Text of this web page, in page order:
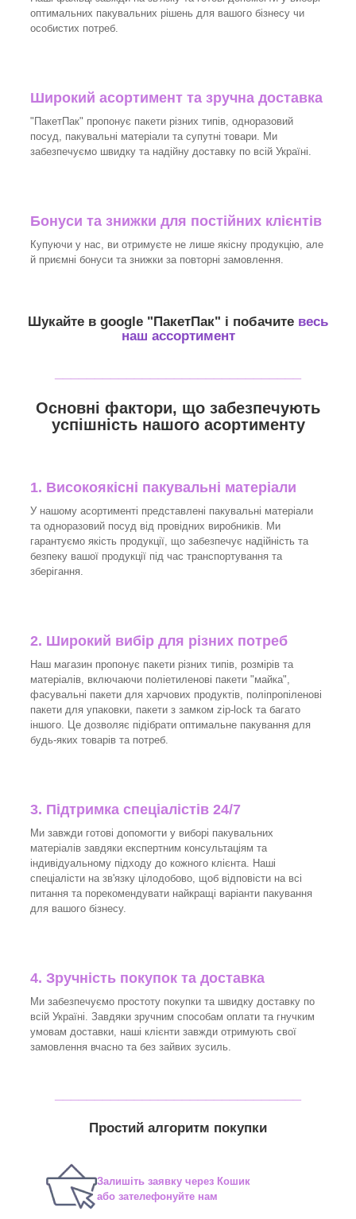
оптимальних пакувальних рішень для вашого бізнесу чи
особистих потреб.
Широкий асортимент та зручна доставка
"ПакетПак" пропонує пакети різних типів, одноразовий
посуд, пакувальні матеріали та супутні товари. Ми
забезпечуємо швидку та надійну доставку по всій Україні.
Бонуси та знижки для постійних клієнтів
Купуючи у нас, ви отримуєте не лише якісну продукцію, але
й приємні бонуси та знижки за повторні замовлення.
Шукайте в google "ПакетПак" і побачите весь
наш ассортимент
Основні фактори, що забезпечують
успішність нашого асортименту
1. Високоякісні пакувальні матеріали
У нашому асортименті представлені пакувальні матеріали
та одноразовий посуд від провідних виробників. Ми
гарантуємо якість продукції, що забезпечує надійність та
безпеку вашої продукції під час транспортування та
зберігання.
2. Широкий вибір для різних потреб
Наш магазин пропонує пакети різних типів, розмірів та
матеріалів, включаючи поліетиленові пакети "майка",
фасувальні пакети для харчових продуктів, поліпропіленові
пакети для упаковки, пакети з замком zip-lock та багато
іншого. Це дозволяє підібрати оптимальне пакування для
будь-яких товарів та потреб.
3. Підтримка спеціалістів 24/7
Ми завжди готові допомогти у виборі пакувальних
матеріалів завдяки експертним консультаціям та
індивідуальному підходу до кожного клієнта. Наші
спеціалісти на зв'язку цілодобово, щоб відповісти на всі
питання та порекомендувати найкращі варіанти пакування
для вашого бізнесу.
4. Зручність покупок та доставка
Ми забезпечуємо простоту покупки та швидку доставку по
всій Україні. Завдяки зручним способам оплати та гнучким
умовам доставки, наші клієнти завжди отримують свої
замовлення вчасно та без зайвих зусиль.
Простий алгоритм покупки
Залишіть заявку через Кошик
або зателефонуйте нам